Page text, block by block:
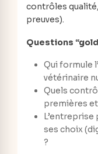
contrôles
preuves).
Questions
Qui formule
vétérinaire
Quels
premières
ses choix
?